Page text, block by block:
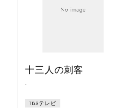
十三人の刺客
-
TBSテレビ